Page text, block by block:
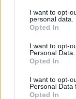
I want to opt-
personal data.
Opted In
I want to opt-
Personal Data.
Opted In
I want to opt-
Personal Data
Opted In
Bemutatkozás:
bútorok, szőnyegek,
néprajzi tárgyak
a tárgyfelvétel